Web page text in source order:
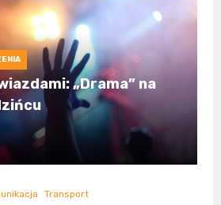
„Drama” na
Transport